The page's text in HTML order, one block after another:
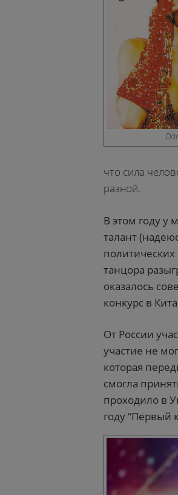
что сила
разной.
В этом году у
талант
танцора
оказалось
конкурс в
От России
участие не
которая
смогла
проходило в
году “Первый